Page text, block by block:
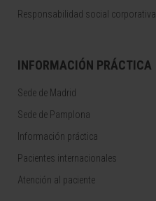
Responsabilidad social corporativa
INFORMACIÓN PRÁCTICA
Sede de Madrid
Sede de Pamplona
Información práctica
Pacientes internacionales
Atención al paciente